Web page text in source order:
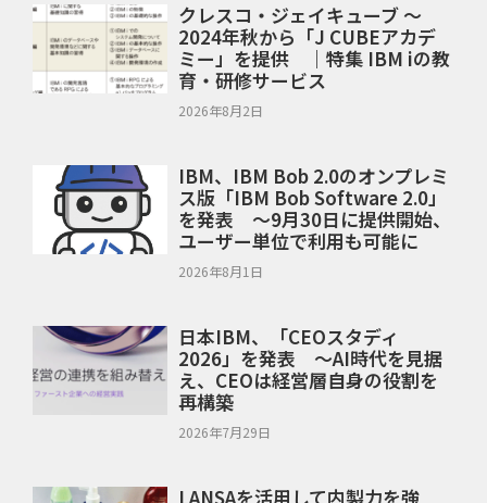
クレスコ・ジェイキューブ ～
2024年秋から「J CUBEアカデ
ミー」を提供 ｜特集 IBM iの教
育・研修サービス
2026年8月2日
IBM、IBM Bob 2.0のオンプレミ
ス版「IBM Bob Software 2.0」
を発表 ～9月30日に提供開始、
ユーザー単位で利用も可能に
2026年8月1日
日本IBM、「CEOスタディ
2026」を発表 ～AI時代を見据
え、CEOは経営層自身の役割を
再構築
2026年7月29日
LANSAを活用して内製力を強